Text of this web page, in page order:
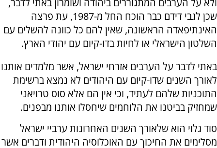
ולא על הערבים המתגוררים ביהודה ושומרון באתי לדבר,
שכן לגבי דידם כבר הוכח החל מ-1987, עת פרצה
האינתיפאדה הראשונה, שאין להם כל כוונה להשלים עם
השלטון הישראלי או לחיות בדו-קיום עם יהודי הארץ.
באתי לדבר על הערבים אזרחי ישראל, אשר מלמדים אותנו
לאורך השנים שדו-קיום עם היהודים לא נמצא ברשימת
התוכניות שלהם לעתיד, וכי אין הם אלא סוס טרויאני
שמחזיק בביטנו את הלוחמים שיחסלו אותנו מבפנים.
סוד גלוי הוא שלאורך השנים האחרונות ערביי ישראל
מסלימים את החיכוך עם האוכלוסיה היהודית ודברים אשר